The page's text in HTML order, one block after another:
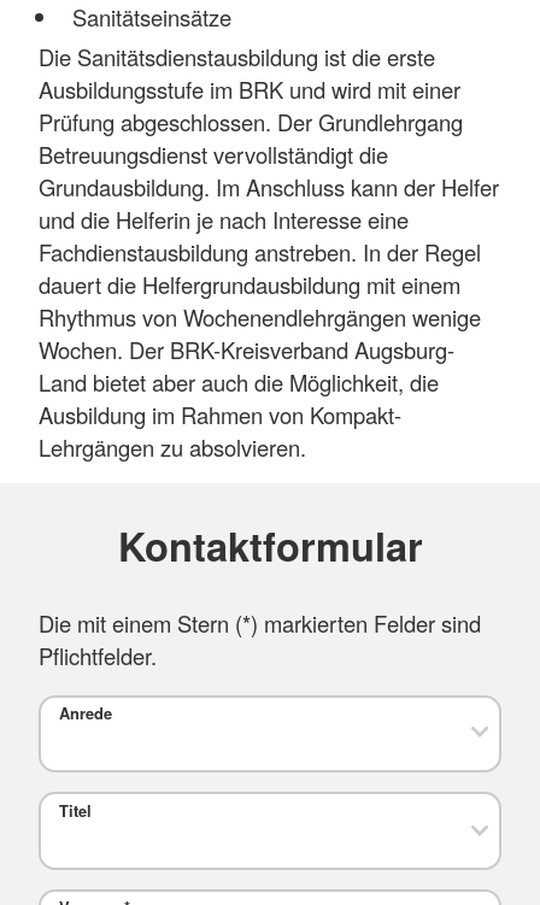
Sanitätseinsätze
Die Sanitätsdienstausbildung ist die erste
Ausbildungsstufe im BRK und wird mit einer
Prüfung abgeschlossen. Der Grundlehrgang
Betreuungsdienst vervollständigt die
Grundausbildung. Im Anschluss kann der Helfer
und die Helferin je nach Interesse eine
Fachdienstausbildung anstreben. In der Regel
dauert die Helfergrundausbildung mit einem
Rhythmus von Wochenendlehrgängen wenige
Wochen. Der BRK-Kreisverband Augsburg-
Land bietet aber auch die Möglichkeit, die
Ausbildung im Rahmen von Kompakt-
Lehrgängen zu absolvieren.
Kontaktformular
Die mit einem Stern (*) markierten Felder sind
Pflichtfelder.
Anrede
Titel